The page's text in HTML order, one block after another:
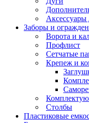
Заборы и
Ворота и
Профлист
Сетчатые
Крепеж и
Столбы
Пластиковые